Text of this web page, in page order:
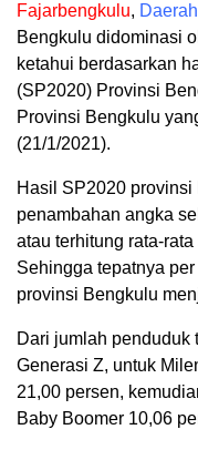
Fajarbengkulu, Daerah
Bengkulu didominasi
ketahui berdasarkan
(SP2020) Provinsi
Provinsi Bengkulu
(21/1/2021).
Hasil SP2020
penambahan angka
atau terhitung rata-
Sehingga tepatnya
provinsi Bengkulu
Dari jumlah penduduk
Generasi Z, untuk
21,00 persen,
Baby Boomer 10,06